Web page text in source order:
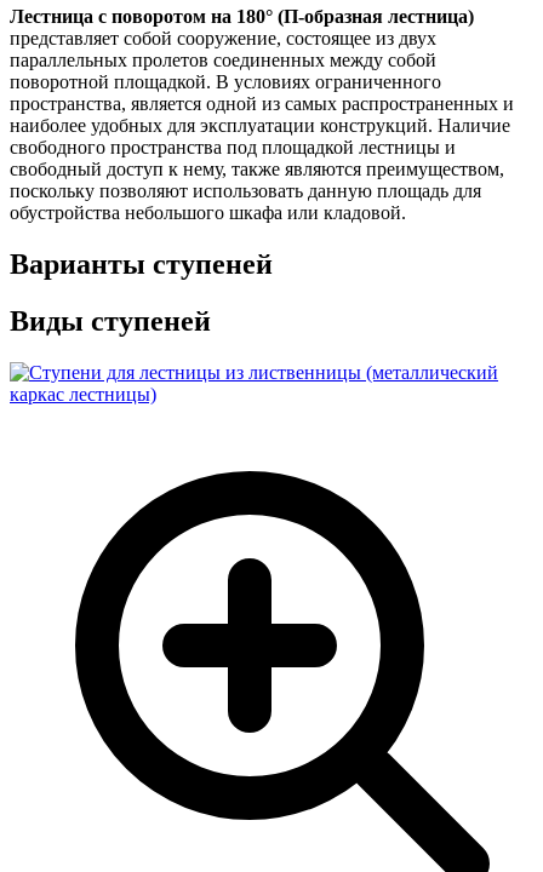
Лестница с поворотом на 180° (П-образная лестница)
представляет собой сооружение, состоящее из двух
параллельных пролетов соединенных между собой
поворотной площадкой. В условиях ограниченного
пространства, является одной из самых распространенных и
наиболее удобных для эксплуатации конструкций. Наличие
свободного пространства под площадкой лестницы и
свободный доступ к нему, также являются преимуществом,
поскольку позволяют использовать данную площадь для
обустройства небольшого шкафа или кладовой.
Варианты ступеней
Виды ступеней